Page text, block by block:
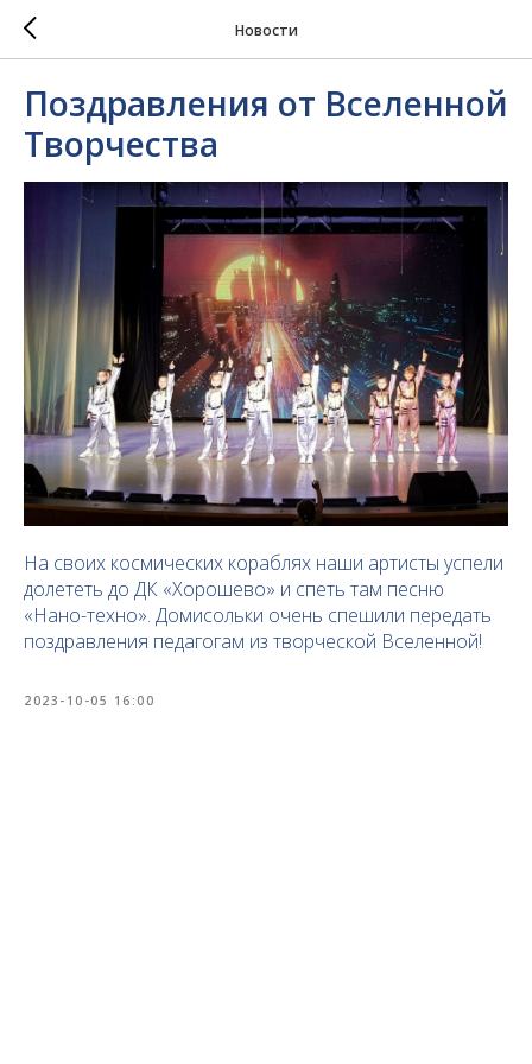
Новости
Поздравления от Вселенной
Творчества
На своих космических кораблях наши артисты успели
долететь до ДК «Хорошево» и спеть там песню
«Нано-техно». Домисольки очень спешили передать
поздравления педагогам из творческой Вселенной!
2023-10-05 16:00